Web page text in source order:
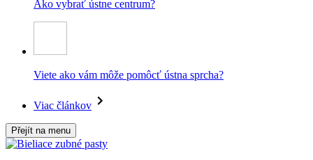
Ako vybrať ústne centrum?
Viete ako vám môže pomôcť ústna sprcha?
Viac článkov
Přejít na menu